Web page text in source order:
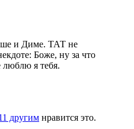
и Диме. ТАТ не
Боже, ну за что
люблю я тебя.
другим нравится это.